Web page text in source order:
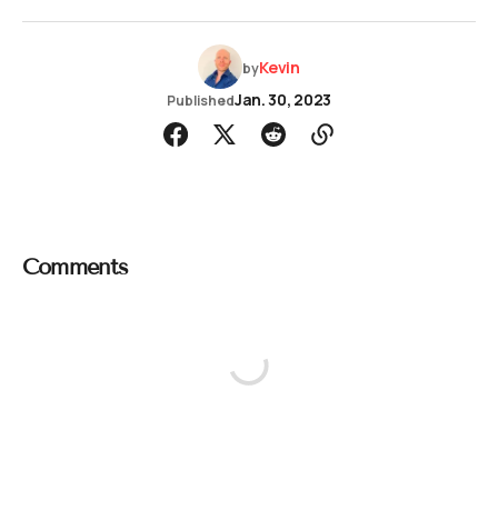
byKevin
PublishedJan. 30, 2023
Comments